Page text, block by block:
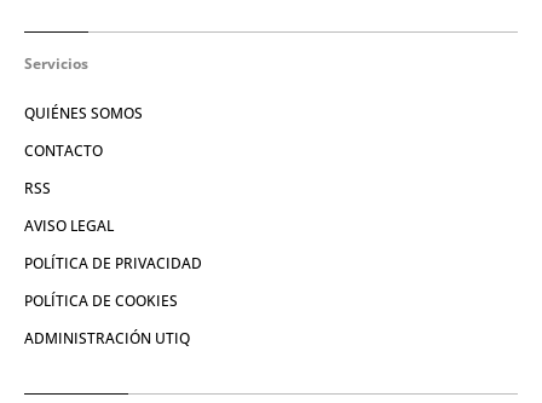
Servicios
QUIÉNES SOMOS
CONTACTO
RSS
AVISO LEGAL
POLÍTICA DE PRIVACIDAD
POLÍTICA DE COOKIES
ADMINISTRACIÓN UTIQ